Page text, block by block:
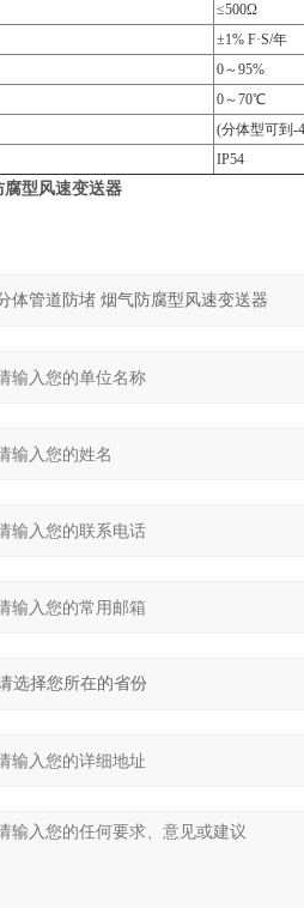
≤500Ω
±1% F·S/年
0～95%
0～70℃
(分体型可到-
IP54
腐型风速变送器